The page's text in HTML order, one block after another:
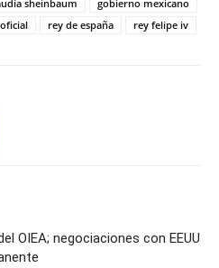
sheinbaum
gobierno mexicano
rey de españa rey felipe iv
OIEA; negociaciones con EEUU